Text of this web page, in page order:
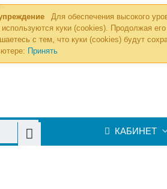
Для обеспечения высокого
используются куки (cookies). Продолжая
с тем, что куки (cookies) будут
Принять
»
КАБИНЕТ